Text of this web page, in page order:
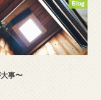
Blog
事〜